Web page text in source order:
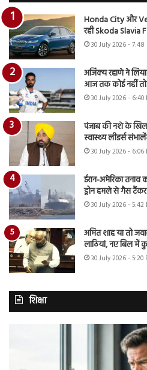
Honda City और
रही Skoda Slavia
30 July 2026 - 7:48
अजिंक्य रहाणे ने
आज तक कोई नहीं
30 July 2026 - 6:40
पंजाब की नशे के
स्वास्थ्य लीडर्स
30 July 2026 - 6:06
ईरान-अमेरिका तनाव
ड्रोन हमले से गैस
30 July 2026 - 5:42
अमित शाह या तो
लाठियां, नए बिल में
30 July 2026 - 5:20
शिक्षा